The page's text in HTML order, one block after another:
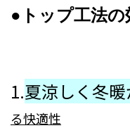
●トップ工法の
1.夏涼しく冬
る快適性